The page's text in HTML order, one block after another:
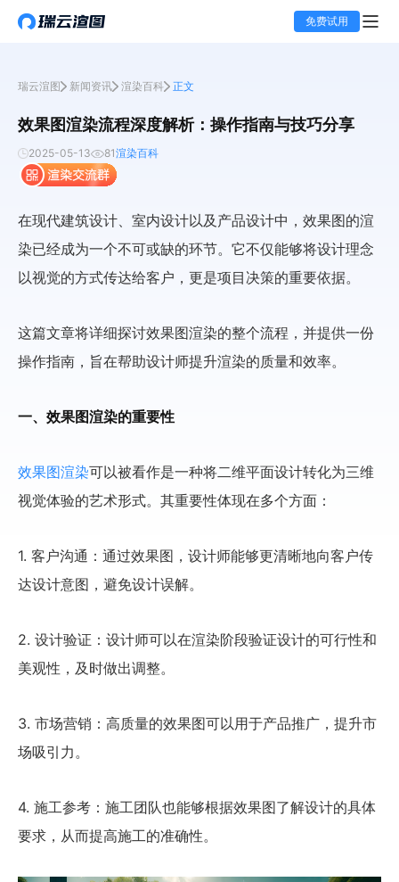
免费试用
瑞云渲图 新闻资讯 渲染百科 正文
效果图渲染流程深度解析：操作指南与技巧分享
2025-05-13 81渲染百科
在现代建筑设计、室内设计以及产品设计中，效果图的渲
染已经成为一个不可或缺的环节。它不仅能够将设计理念
以视觉的方式传达给客户，更是项目决策的重要依据。
这篇文章将详细探讨效果图渲染的整个流程，并提供一份
操作指南，旨在帮助设计师提升渲染的质量和效率。
一、效果图渲染的重要性
效果图渲染可以被看作是一种将二维平面设计转化为三维
视觉体验的艺术形式。其重要性体现在多个方面：
1. 客户沟通：通过效果图，设计师能够更清晰地向客户传
达设计意图，避免设计误解。
2. 设计验证：设计师可以在渲染阶段验证设计的可行性和
美观性，及时做出调整。
3. 市场营销：高质量的效果图可以用于产品推广，提升市
场吸引力。
4. 施工参考：施工团队也能够根据效果图了解设计的具体
要求，从而提高施工的准确性。